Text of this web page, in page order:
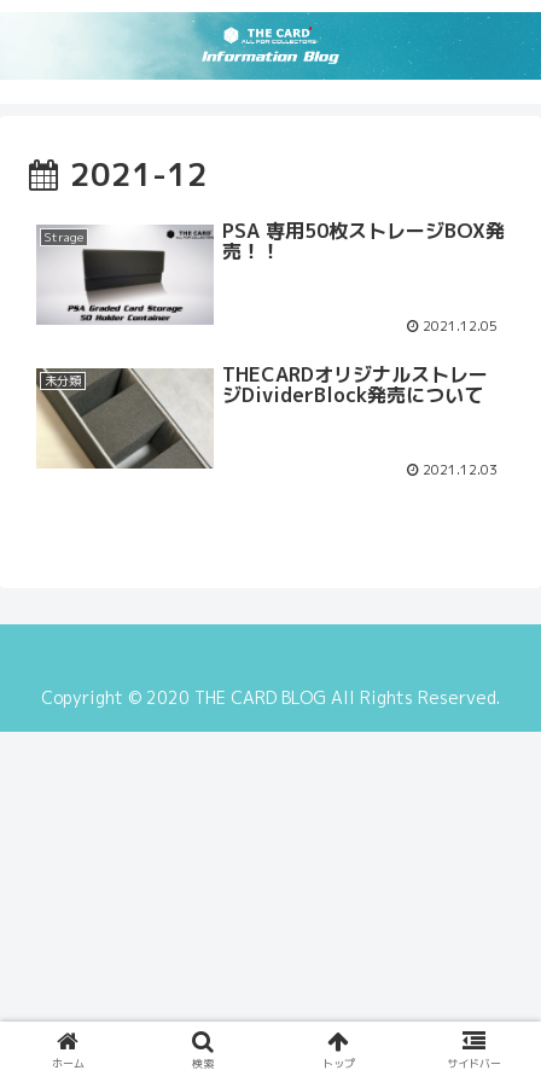
2021-12
Strage PSA 専用50枚ストレージBOX発
売！！
2021.12.05
未分類 THECARDオリジナルストレー
ジDividerBlock発売について
2021.12.03
Copyright © 2020 THE CARD BLOG All Rights Reserved.
ホーム 検索 トップ サイドバー